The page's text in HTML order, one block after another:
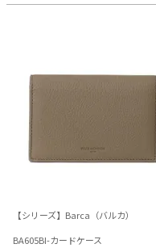
【シリーズ】Barca（バルカ）
BA605BI-カードケース